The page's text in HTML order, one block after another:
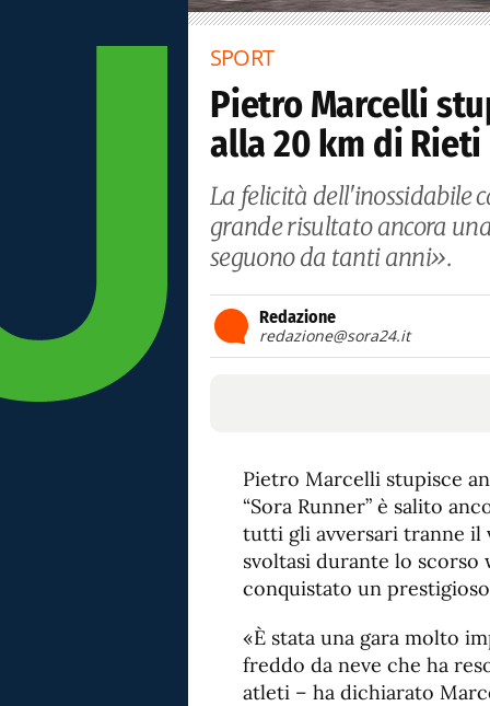
SPORT
Pietro Marcelli
alla 20 km di Rieti
La felicità dell'inossidabile
grande risultato ancora
seguono da tanti anni».
Redazione
redazione@sora24.it
Pietro Marcelli stupisce
“Sora Runner” è salito
tutti gli avversari tranne il
svoltasi durante lo scorso
conquistato un
«È stata una gara molto
freddo da neve che ha
atleti – ha dichiarato